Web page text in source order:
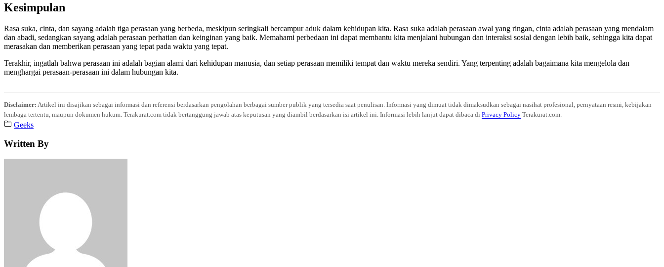
Kesimpulan
Rasa suka, cinta, dan sayang adalah tiga perasaan yang berbeda, meskipun seringkali bercampur aduk dalam kehidupan kita. Rasa suka adalah perasaan awal yang ringan, cinta adalah perasaan yang mendalam
dan abadi, sedangkan sayang adalah perasaan perhatian dan keinginan yang baik. Memahami perbedaan ini dapat membantu kita menjalani hubungan dan interaksi sosial dengan lebih baik, sehingga kita dapat
merasakan dan memberikan perasaan yang tepat pada waktu yang tepat.
Terakhir, ingatlah bahwa perasaan ini adalah bagian alami dari kehidupan manusia, dan setiap perasaan memiliki tempat dan waktu mereka sendiri. Yang terpenting adalah bagaimana kita mengelola dan
menghargai perasaan-perasaan ini dalam hubungan kita.
Disclaimer: Artikel ini disajikan sebagai informasi dan referensi berdasarkan pengolahan berbagai sumber publik yang tersedia saat penulisan. Informasi yang dimuat tidak dimaksudkan sebagai nasihat profesional, pernyataan resmi, kebijakan
lembaga tertentu, maupun dokumen hukum. Terakurat.com tidak bertanggung jawab atas keputusan yang diambil berdasarkan isi artikel ini. Informasi lebih lanjut dapat dibaca di Privacy Policy Terakurat.com.
Geeks
Written By